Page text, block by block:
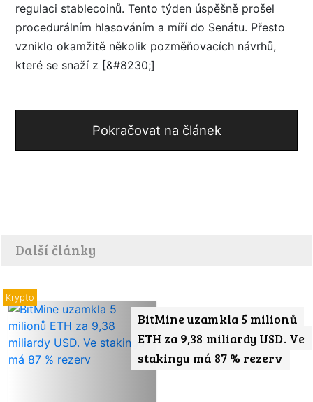
regulaci stablecoinů. Tento týden úspěšně prošel
procedurálním hlasováním a míří do Senátu. Přesto
vzniklo okamžitě několik pozměňovacích návrhů,
které se snaží z [&#8230;]
Pokračovat na článek
Další články
BitMine uzamkla 5 milionů
ETH za 9,38 miliardy USD. Ve
stakingu má 87 % rezerv
Krypto